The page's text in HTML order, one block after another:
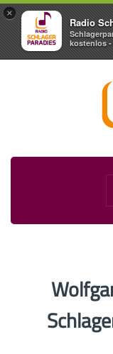
×
Radio
kostenlos